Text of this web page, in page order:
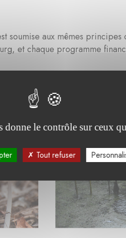
soumise aux mêmes
et chaque programme
Luxembourg étant de
projets d'une certaine
dynamique à
donne le contrôle sur ceux
Tout refuser